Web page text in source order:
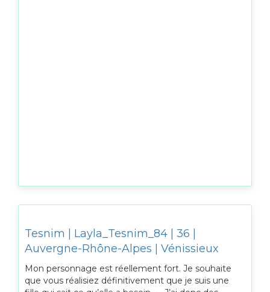
Tesnim | Layla_Tesnim_84 | 36 |
Auvergne-Rhône-Alpes | Vénissieux
Mon personnage est réellement fort. Je souhaite
que vous réalisiez définitivement que je suis une